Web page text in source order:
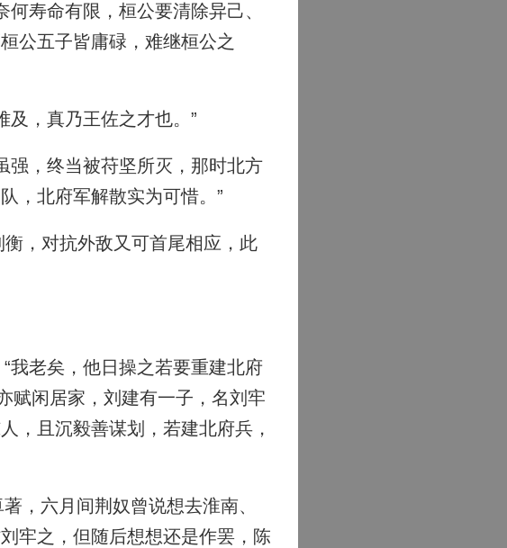
寿命有限，桓公要清除异己、
公五子皆庸碌，难继桓公之
，真乃王佐之才也。”
，终当被苻坚所灭，那时北方
，北府军解散实为可惜。”
，对抗外敌又可首尾相应，此
老矣，他日操之若要重建北府
赋闲居家，刘建有一子，名刘牢
，且沉毅善谋划，若建北府兵，
，六月间荆奴曾说想去淮南、
牢之，但随后想想还是作罢，陈